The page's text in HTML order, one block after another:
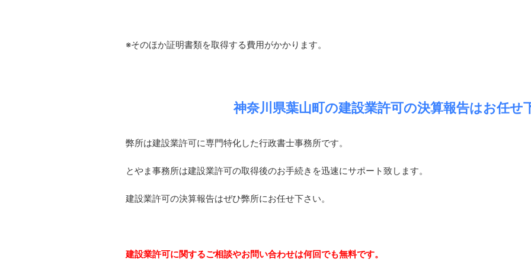
※そのほか証明書類を取得する費用がかかります。
神奈川県葉山町の建設業許可の決算報告はお任せ
弊所は建設業許可に専門特化した行政書士事務所です。
とやま事務所は建設業許可の取得後のお手続きを迅速にサポート致します。
建設業許可の決算報告はぜひ弊所にお任せ下さい。
建設業許可に関するご相談やお問い合わせは何回でも無料です。